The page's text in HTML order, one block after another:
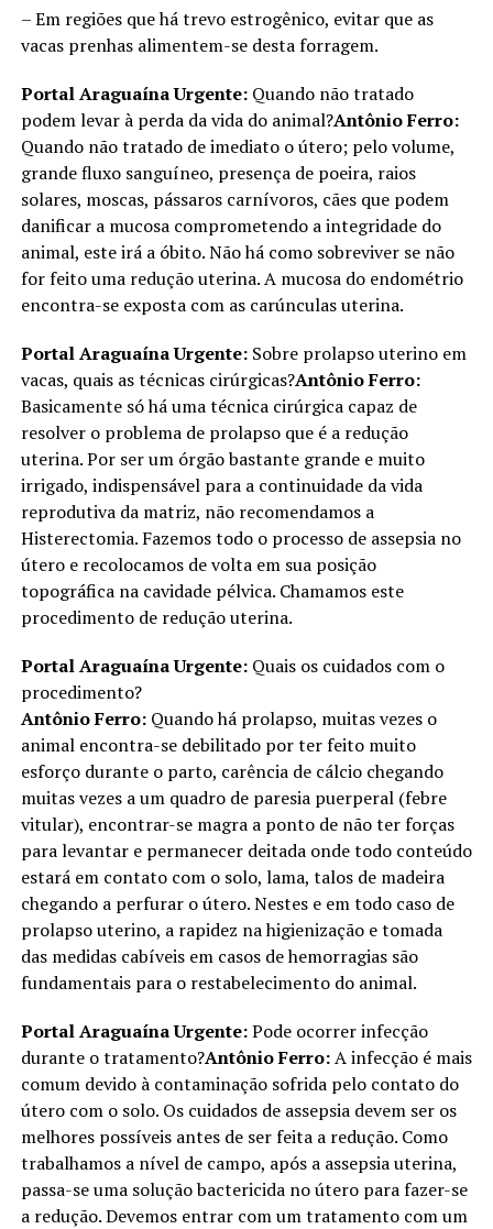
– Em regiões que há trevo estrogênico, evitar que as
vacas prenhas alimentem-se desta forragem.
Portal Araguaína Urgente:Quando não tratado
podem levar à perda da vida do animal?Antônio Ferro:
Quando não tratado de imediato o útero; pelo volume,
grande fluxo sanguíneo, presença de poeira, raios
solares, moscas, pássaros carnívoros, cães que podem
danificar a mucosa comprometendo a integridade do
animal, este irá a óbito. Não há como sobreviver se não
for feito uma redução uterina. A mucosa do endométrio
encontra-se exposta com as carúnculas uterina.
Portal Araguaína Urgente:Sobre prolapso uterino em
vacas, quais as técnicas cirúrgicas?Antônio Ferro:
Basicamente só há uma técnica cirúrgica capaz de
resolver o problema de prolapso que é a redução
uterina. Por ser um órgão bastante grande e muito
irrigado, indispensável para a continuidade da vida
reprodutiva da matriz, não recomendamos a
Histerectomia. Fazemos todo o processo de assepsia no
útero e recolocamos de volta em sua posição
topográfica na cavidade pélvica. Chamamos este
procedimento de redução uterina.
Portal Araguaína Urgente:Quais os cuidados com o
procedimento?
Antônio Ferro:Quando há prolapso, muitas vezes o
animal encontra-se debilitado por ter feito muito
esforço durante o parto, carência de cálcio chegando
muitas vezes a um quadro de paresia puerperal (febre
vitular), encontrar-se magra a ponto de não ter forças
para levantar e permanecer deitada onde todo conteúdo
estará em contato com o solo, lama, talos de madeira
chegando a perfurar o útero. Nestes e em todo caso de
prolapso uterino, a rapidez na higienização e tomada
das medidas cabíveis em casos de hemorragias são
fundamentais para o restabelecimento do animal.
Portal Araguaína Urgente:Pode ocorrer infecção
durante o tratamento?Antônio Ferro:A infecção é mais
comum devido à contaminação sofrida pelo contato do
útero com o solo. Os cuidados de assepsia devem ser os
melhores possíveis antes de ser feita a redução. Como
trabalhamos a nível de campo, após a assepsia uterina,
passa-se uma solução bactericida no útero para fazer-se
a redução. Devemos entrar com um tratamento com um